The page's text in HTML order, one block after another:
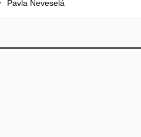
Pavla Neveselá